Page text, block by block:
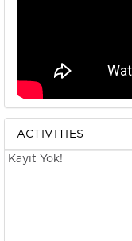
ACTIVITIES
Kayıt Yok!